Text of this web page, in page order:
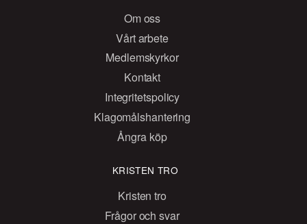
Om oss
Vårt arbete
Medlemskyrkor
Kontakt
Integritetspolicy
Klagomålshantering
Ångra köp
KRISTEN TRO
Kristen tro
Frågor och svar